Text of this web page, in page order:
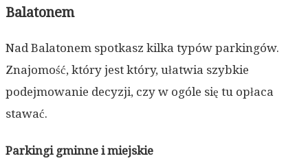
Balatonem
Nad Balatonem spotkasz kilka typów parkingów.
Znajomość, który jest który, ułatwia szybkie
podejmowanie decyzji, czy w ogóle się tu opłaca
stawać.
Parkingi gminne i miejskie